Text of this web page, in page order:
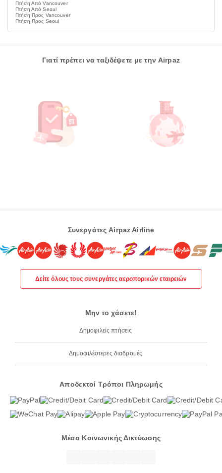
Πτήση Από Vancouver
Πτήση Από Seoul
Πτήση Προς Vancouver
Πτήση Προς Seoul
Γιατί πρέπει να ταξιδέψετε με την Airpaz
Συνεργάτες Airpaz Airline
Δείτε όλους τους συνεργάτες αεροπορικών εταιρειών
Μην το χάσετε!
Δημοφιλείς πτήσεις
Δημοφιλέστερες διαδρομές
Αποδεκτοί Τρόποι Πληρωμής
Μέσα Κοινωνικής Δικτύωσης